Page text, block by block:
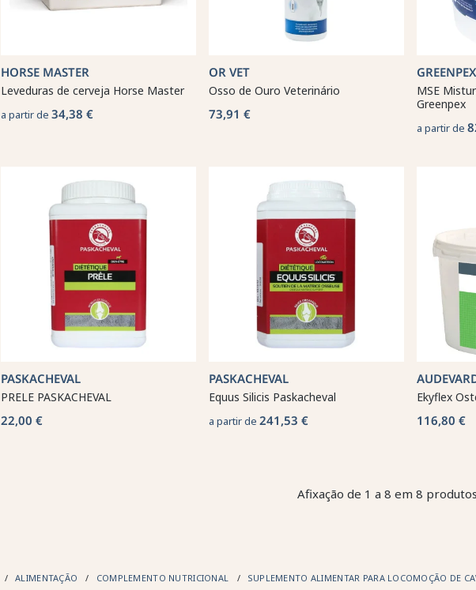
HORSE MASTER
Leveduras de cerveja Horse Master
a partir de 34,38 €
OR VET
Osso de Ouro Veterinário
73,91 €
GREENPEX
MSE
Greenpex
a partir de
PASKACHEVAL
PRELE PASKACHEVAL
22,00 €
PASKACHEVAL
Equus Silicis Paskacheval
a partir de 241,53 €
Ekyflex
116,80 €
Afixação de 1 a 8 em 8
ALIMENTAÇÃO COMPLEMENTO NUTRICIONAL SUPLEMENTO ALIMENTAR PARA LOCOMOÇÃO DE